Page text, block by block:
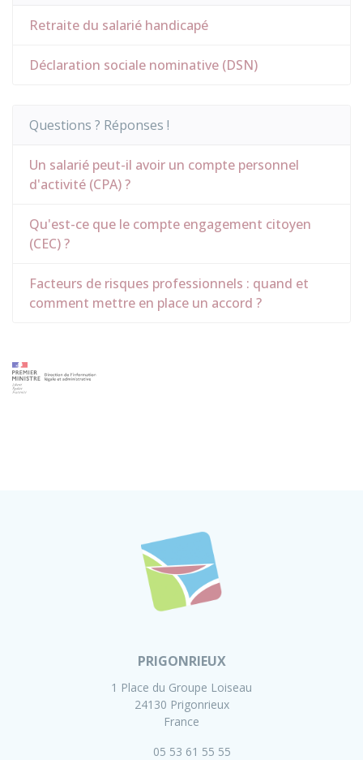
Retraite du salarié handicapé
Déclaration sociale nominative (DSN)
Questions ? Réponses !
Un salarié peut-il avoir un compte personnel
d'activité (CPA) ?
Qu'est-ce que le compte engagement citoyen
(CEC) ?
Facteurs de risques professionnels : quand et
comment mettre en place un accord ?
PRIGONRIEUX
1 Place du Groupe Loiseau
24130 Prigonrieux
France
05 53 61 55 55